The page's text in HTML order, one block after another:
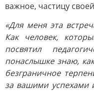
важное, частицу
«Для меня эта
Как человек,
посвятил
понаслышке знаю,
безграничное
за вашими успехами